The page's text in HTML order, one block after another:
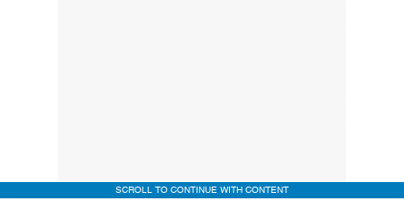
SCROLL TO CONTINUE WITH CONTENT